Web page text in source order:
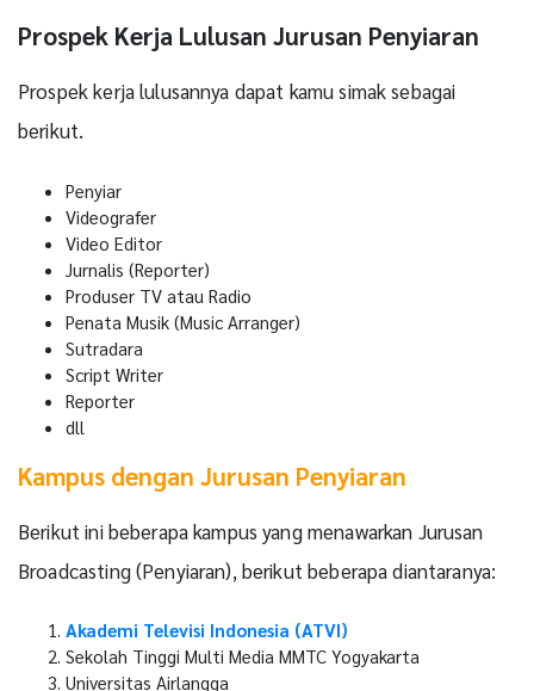
Prospek Kerja Lulusan Jurusan Penyiaran
Prospek kerja lulusannya dapat kamu simak sebagai
berikut.
Penyiar
Videografer
Video Editor
Jurnalis (Reporter)
Produser TV atau Radio
Penata Musik (Music Arranger)
Sutradara
Script Writer
Reporter
dll
Kampus dengan Jurusan Penyiaran
Berikut ini beberapa kampus yang menawarkan Jurusan
Broadcasting (Penyiaran), berikut beberapa diantaranya:
Akademi Televisi Indonesia (ATVI)
Sekolah Tinggi Multi Media MMTC Yogyakarta
Universitas Airlangga